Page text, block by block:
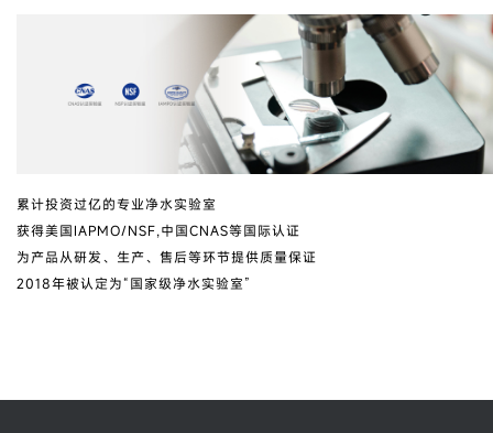
累计投资过亿的专业净水实验室
获得美国IAPMO/NSF,中国CNAS等国际认证
为产品从研发、生产、售后等环节提供质量保证
2018年被认定为“国家级净水实验室”